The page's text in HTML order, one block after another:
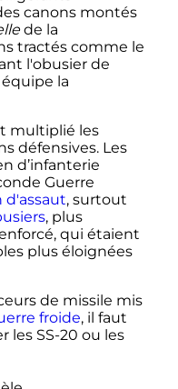
canons montés
de la
tractés comme le
l'obusier de
équipe la
multiplié les
défensives. Les
d’infanterie
Guerre
d'assaut, surtout
, plus
qui étaient
plus éloignées
de missile mis
froide, il faut
SS-20 ou les